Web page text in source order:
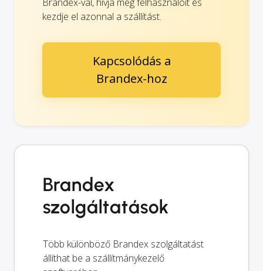
kezdje el azonnal a szállítást.
Kapcsolódás a
Brandex-hoz
Brandex
szolgáltatások
Több különböző Brandex szolgáltatást
állíthat be a szállítmánykezelő